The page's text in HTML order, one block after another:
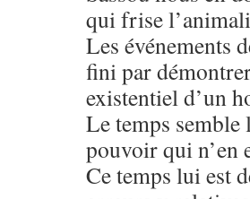
qui frise
Les événements
fini par
existentiel d’un
Le temps
pouvoir qui
Ce temps lui est